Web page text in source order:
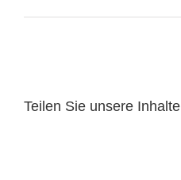
Teilen Sie unsere Inhalte